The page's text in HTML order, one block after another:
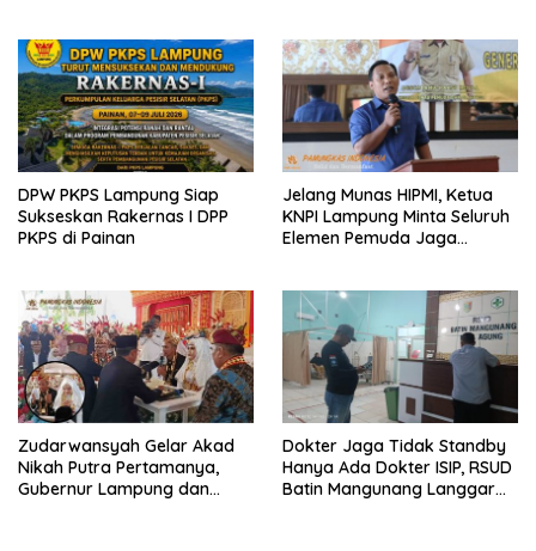
DPW PKPS Lampung Siap
Sukseskan Rakernas I DPP
PKPS di Painan
Jelang Munas HIPMI, Ketua
KNPI Lampung Minta Seluruh
Elemen Pemuda Jaga
Zudarwansyah Gelar Akad
Nikah Putra Pertamanya,
Gubernur Lampung dan
Dokter Jaga Tidak Standby
Hanya Ada Dokter ISIP, RSUD
Batin Mangunang Langgar